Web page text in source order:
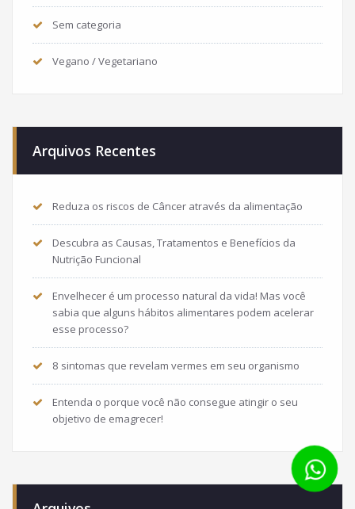
Sem categoria
Vegano / Vegetariano
Arquivos Recentes
Reduza os riscos de Câncer através da alimentação
Descubra as Causas, Tratamentos e Benefícios da
Nutrição Funcional
Envelhecer é um processo natural da vida! Mas você
sabia que alguns hábitos alimentares podem acelerar
esse processo?
8 sintomas que revelam vermes em seu organismo
Entenda o porque você não consegue atingir o seu
objetivo de emagrecer!